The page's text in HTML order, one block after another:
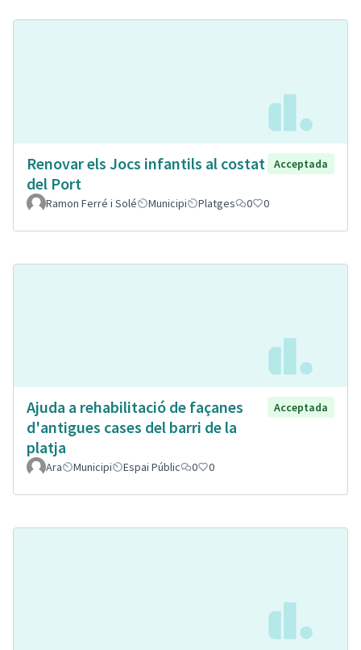
Renovar els Jocs infantils al costat
del Port
Acceptada
Ramon Ferré i Solé Municipi Platges 0 0
Ajuda a rehabilitació de façanes
d'antigues cases del barri de la
platja
Acceptada
Ara Municipi Espai Públic 0 0